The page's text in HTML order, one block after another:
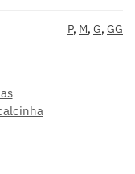
P, M, G, GG